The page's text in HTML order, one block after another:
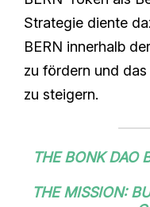
Strategie diente
BERN innerhalb
zu fördern und
zu steigern.
THE BONK DAO
THE MISSION: